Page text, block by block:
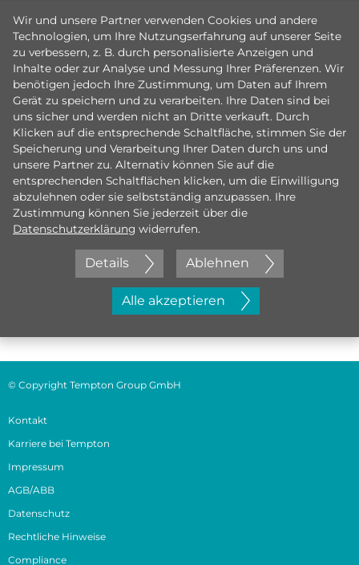
Jetzt initiativ bewerben
Wir und unsere Partner verwenden Cookies und andere
Technologien, um Ihre Nutzungserfahrung auf unserer Seite
zu verbessern, z. B. durch personalisierte Anzeigen und
Inhalte oder zur Analyse und Messung Ihrer Präferenzen. Wir
benötigen jedoch Ihre Zustimmung, um Daten auf Ihrem
Gerät zu speichern und zu verarbeiten. Ihre Daten sind bei
uns sicher und werden nicht an Dritte verkauft. Durch
Klicken auf die entsprechende Schaltfläche, stimmen Sie der
Speicherung und Verarbeitung Ihrer Daten durch uns und
unsere Partner zu. Alternativ können Sie auf die
entsprechenden Schaltflächen klicken, um die Einwilligung
abzulehnen oder sie selbstständig anzupassen. Ihre
Zustimmung können Sie jederzeit über die
Datenschutzerklärung widerrufen.
Details Ablehnen
Alle akzeptieren
© Copyright Tempton Group GmbH
Kontakt
Karriere bei Tempton
Impressum
AGB/ABB
Datenschutz
Rechtliche Hinweise
Compliance